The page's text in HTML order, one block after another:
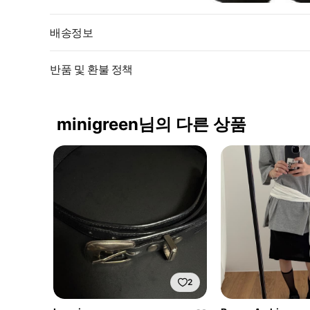
배송정보
반품 및 환불 정책
minigreen님의 다른 상품
2